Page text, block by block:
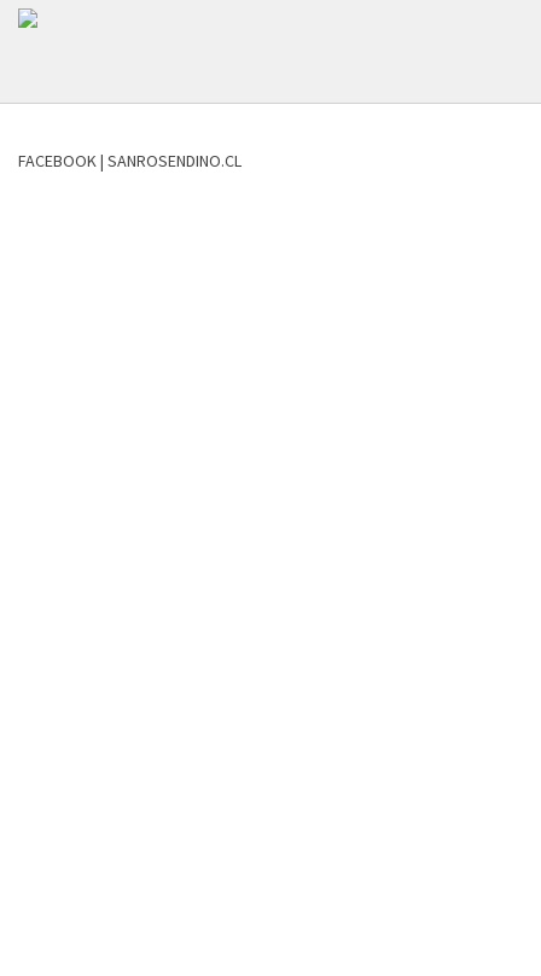
FACEBOOK | SANROSENDINO.CL